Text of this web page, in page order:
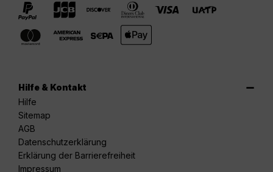
Hilfe & Kontakt
Hilfe
Sitemap
AGB
Datenschutzerklärung
Erklärung der Barrierefreiheit
Impressum